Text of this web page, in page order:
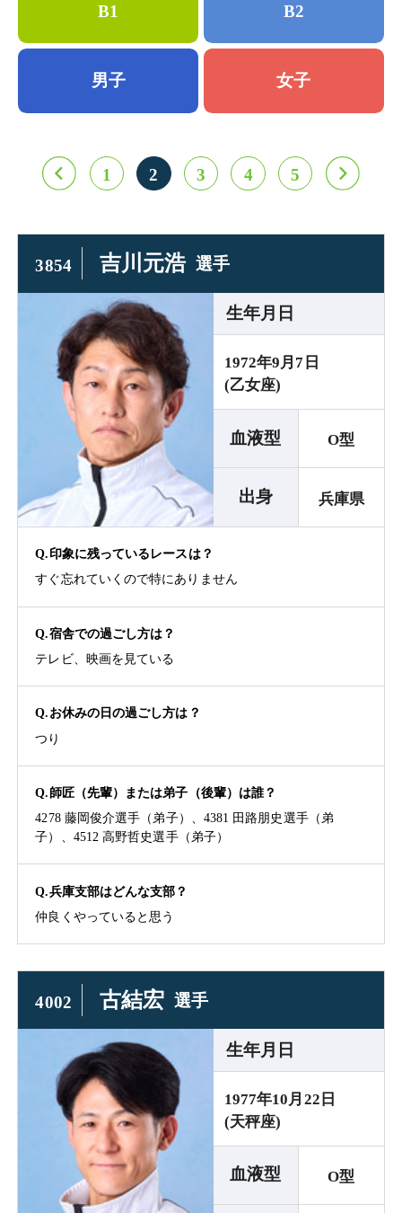
B1 B2
男子 女子
1 2 3 4 5
3854 吉川元浩 選手
生年月日
1972年9月7日
(乙女座)
血液型 O型
出身 兵庫県
Q.印象に残っているレースは？
すぐ忘れていくので特にありません
Q.宿舎での過ごし方は？
テレビ、映画を見ている
Q.お休みの日の過ごし方は？
つり
Q.師匠（先輩）または弟子（後輩）は誰？
4278 藤岡俊介選手（弟子）、4381 田路朋史選手（弟
子）、4512 高野哲史選手（弟子）
Q.兵庫支部はどんな支部？
仲良くやっていると思う
4002 古結宏 選手
生年月日
1977年10月22日
(天秤座)
血液型 O型